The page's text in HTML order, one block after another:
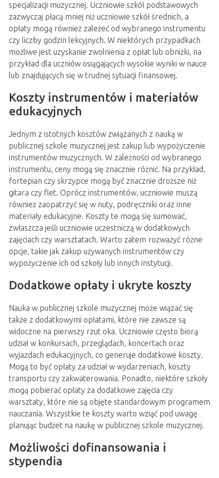
specjalizacji muzycznej. Uczniowie szkół podstawowych
zazwyczaj płacą mniej niż uczniowie szkół średnich, a
opłaty mogą również zależeć od wybranego instrumentu
czy liczby godzin lekcyjnych. W niektórych przypadkach
możliwe jest uzyskanie zwolnienia z opłat lub obniżki, na
przykład dla uczniów osiągających wysokie wyniki w nauce
lub znajdujących się w trudnej sytuacji finansowej.
Koszty instrumentów i materiałów
edukacyjnych
Jednym z istotnych kosztów związanych z nauką w
publicznej szkole muzycznej jest zakup lub wypożyczenie
instrumentów muzycznych. W zależności od wybranego
instrumentu, ceny mogą się znacznie różnić. Na przykład,
fortepian czy skrzypce mogą być znacznie droższe niż
gitara czy flet. Oprócz instrumentów, uczniowie muszą
również zaopatrzyć się w nuty, podręczniki oraz inne
materiały edukacyjne. Koszty te mogą się sumować,
zwłaszcza jeśli uczniowie uczestniczą w dodatkowych
zajęciach czy warsztatach. Warto zatem rozważyć różne
opcje, takie jak zakup używanych instrumentów czy
wypożyczenie ich od szkoły lub innych instytucji.
Dodatkowe opłaty i ukryte koszty
Nauka w publicznej szkole muzycznej może wiązać się
także z dodatkowymi opłatami, które nie zawsze są
widoczne na pierwszy rzut oka. Uczniowie często biorą
udział w konkursach, przeglądach, koncertach oraz
wyjazdach edukacyjnych, co generuje dodatkowe koszty.
Mogą to być opłaty za udział w wydarzeniach, koszty
transportu czy zakwaterowania. Ponadto, niektóre szkoły
mogą pobierać opłaty za dodatkowe zajęcia czy
warsztaty, które nie są objęte standardowym programem
nauczania. Wszystkie te koszty warto wziąć pod uwagę
planując budżet na naukę w publicznej szkole muzycznej.
Możliwości dofinansowania i
stypendia